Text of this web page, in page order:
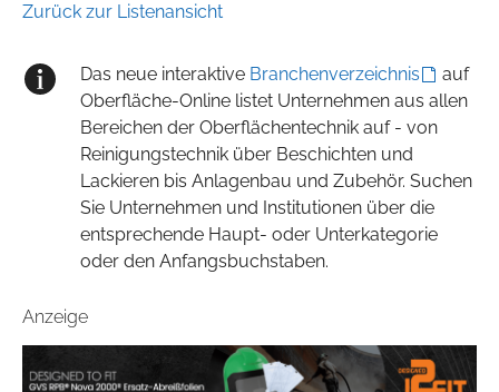
Zurück zur Listenansicht
Das neue interaktive Branchenverzeichnis
auf
Oberfläche-Online listet Unternehmen aus allen
Bereichen der Oberflächentechnik auf - von
Reinigungstechnik über Beschichten und
Lackieren bis Anlagenbau und Zubehör. Suchen
Sie Unternehmen und Institutionen über die
entsprechende Haupt- oder Unterkategorie
oder den Anfangsbuchstaben.
Anzeige